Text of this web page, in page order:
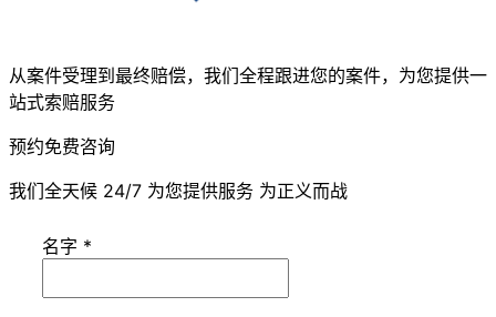
从案件受理到最终赔偿，我们全程跟进您的案件，为您提供一
站式索赔服务
预约免费咨询
我们全天候 24/7 为您提供服务 为正义而战
名字 *